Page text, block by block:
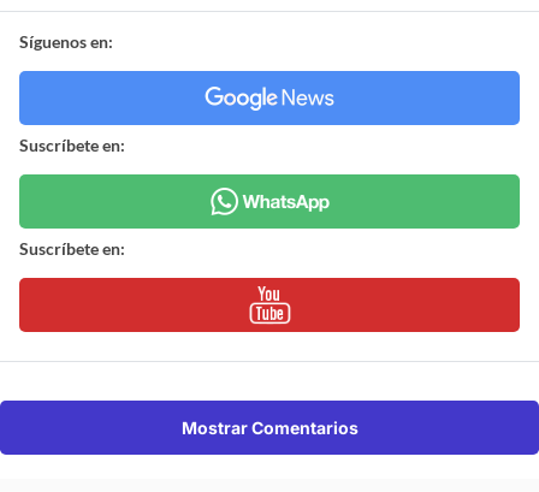
Síguenos en:
Suscríbete en:
Suscríbete en:
Mostrar Comentarios